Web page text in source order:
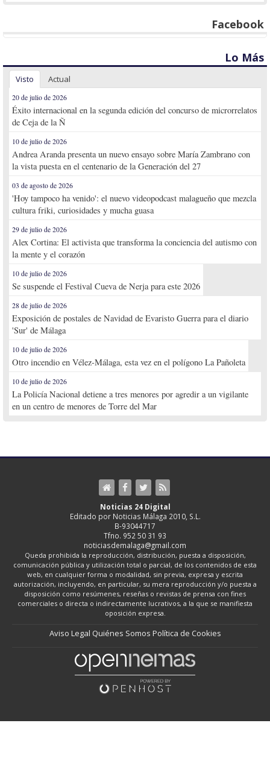
Facebook
Lo Más
Visto Actual
20 de julio de 2026
Éxito internacional en la segunda edición del concurso de microrrelatos
de Ceja de la Ñ
10 de julio de 2026
Andrea Aranda presenta un nuevo ensayo sobre María Zambrano con
la vista puesta en el centenario de la Generación del 27
03 de agosto de 2026
'Hoy tampoco ha venido': el nuevo videopodcast malagueño que mezcla
cultura friki, curiosidades y mucha guasa
29 de julio de 2026
Alex Cortina: El activista que transforma la conciencia del autismo con
la mente y el corazón
10 de julio de 2026
Se suspende el Festival Cueva de Nerja para este 2026
28 de julio de 2026
Exposición de postales de Navidad de Evaristo Guerra para el diario
'Sur' de Málaga
10 de julio de 2026
Otro incendio en Vélez-Málaga, esta vez en el polígono La Pañoleta
10 de julio de 2026
La Policía Nacional detiene a tres menores por agredir a un vigilante
en un centro de menores de Torre del Mar
Noticias 24 Digital
Editado por Noticias Málaga 2010, S.L.
B-93044717
Tfno. 952 50 31 93
noticiasdemalaga@gmail.com
Queda prohibida la reproducción, distribución, puesta a disposición,
comunicación pública y utilización total o parcial, de los contenidos de esta
web, en cualquier forma o modalidad, sin previa, expresa y escrita
autorización, incluyendo, en particular, su mera reproducción y/o puesta a
disposición como resúmenes, reseñas o revistas de prensa con fines
comerciales o directa o indirectamente lucrativos, a la que se manifiesta
oposición expresa.
Aviso Legal Quiénes Somos Política de Cookies